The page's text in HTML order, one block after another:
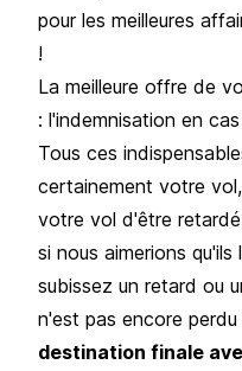
pour les meilleures
!
La meilleure offre de
: l'indemnisation en
Tous ces
certainement votre
votre vol d'être
si nous aimerions
subissez un retard ou
n'est pas encore
destination finale